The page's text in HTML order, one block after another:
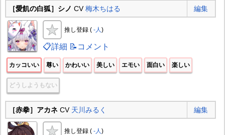
［愛飢の白狐］シノ CV梅木ちはる 編集
推し登録 ( -人)
📋詳細 📝コメント
カッコいい 尊い かわいい 美しい エモい 面白い 楽しい
どうしようもない
［赤拳］アカネCV 天川みるく 編集
推し登録 ( -人)